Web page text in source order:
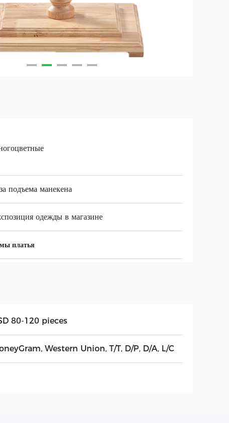
подъема манекена
одежды в магазине
платья
80-120 pieces
Western Union, T/T, D/P, D/A, L/C